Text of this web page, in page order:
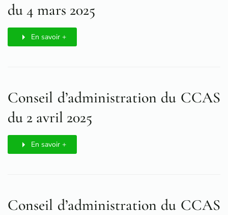
du 4 mars 2025
En savoir +
Conseil d’administration du CCAS
du 2 avril 2025
En savoir +
Conseil d’administration du CCAS